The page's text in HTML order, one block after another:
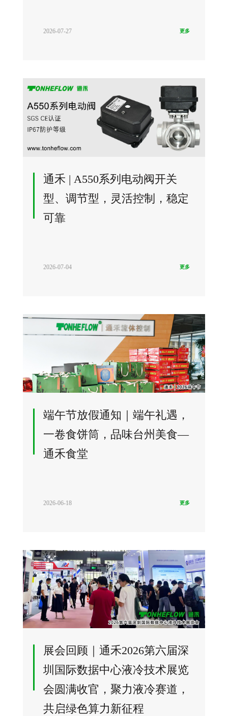
2026-07-27 更多
通禾 | A550系列电动阀开关
型、调节型，灵活控制，稳定
可靠
2026-07-04 更多
端午节放假通知｜端午礼遇，
一卷食饼筒，品味台州美食—
通禾食堂
2026-06-18 更多
展会回顾｜通禾2026第六届深
圳国际数据中心液冷技术展览
会圆满收官，聚力液冷赛道，
共启绿色算力新征程